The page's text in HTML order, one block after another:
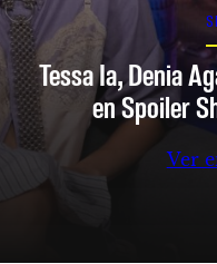
Tessa Ia, Denia
en Spoiler
Ver